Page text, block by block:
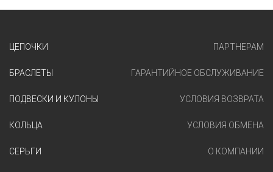
ЦЕПОЧКИ
БРАСЛЕТЫ
ПОДВЕСКИ И КУЛОНЫ
КОЛЬЦА
СЕРЬГИ
ПАРТНЕРАМ
ГАРАНТИЙНОЕ ОБСЛУЖИВАНИЕ
УСЛОВИЯ ВОЗВРАТА
УСЛОВИЯ ОБМЕНА
О КОМПАНИИ